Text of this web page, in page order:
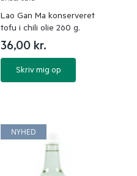
Lao Gan Ma konserveret
tofu i chili olie 260 g.
36,00 kr.
Skriv mig op
NYHED